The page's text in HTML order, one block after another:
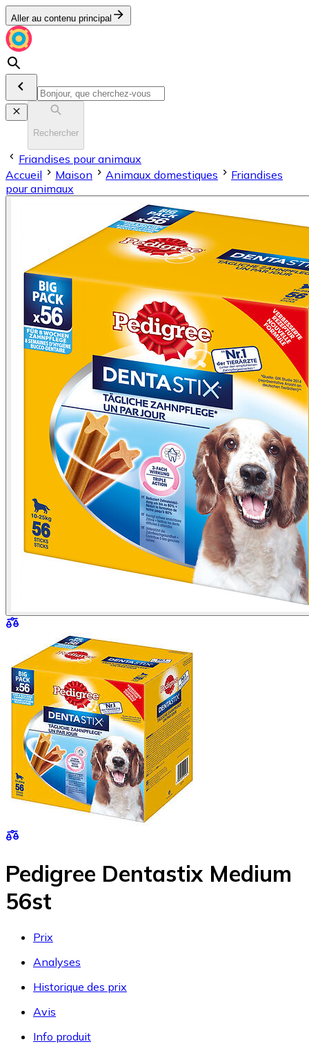
Aller au contenu principal
Rechercher
Friandises pour animaux
Accueil
Maison Animaux domestiques
Friandises
pour animaux
Pedigree Dentastix Medium
56st
Prix
Analyses
Historique des prix
Avis
Info produit